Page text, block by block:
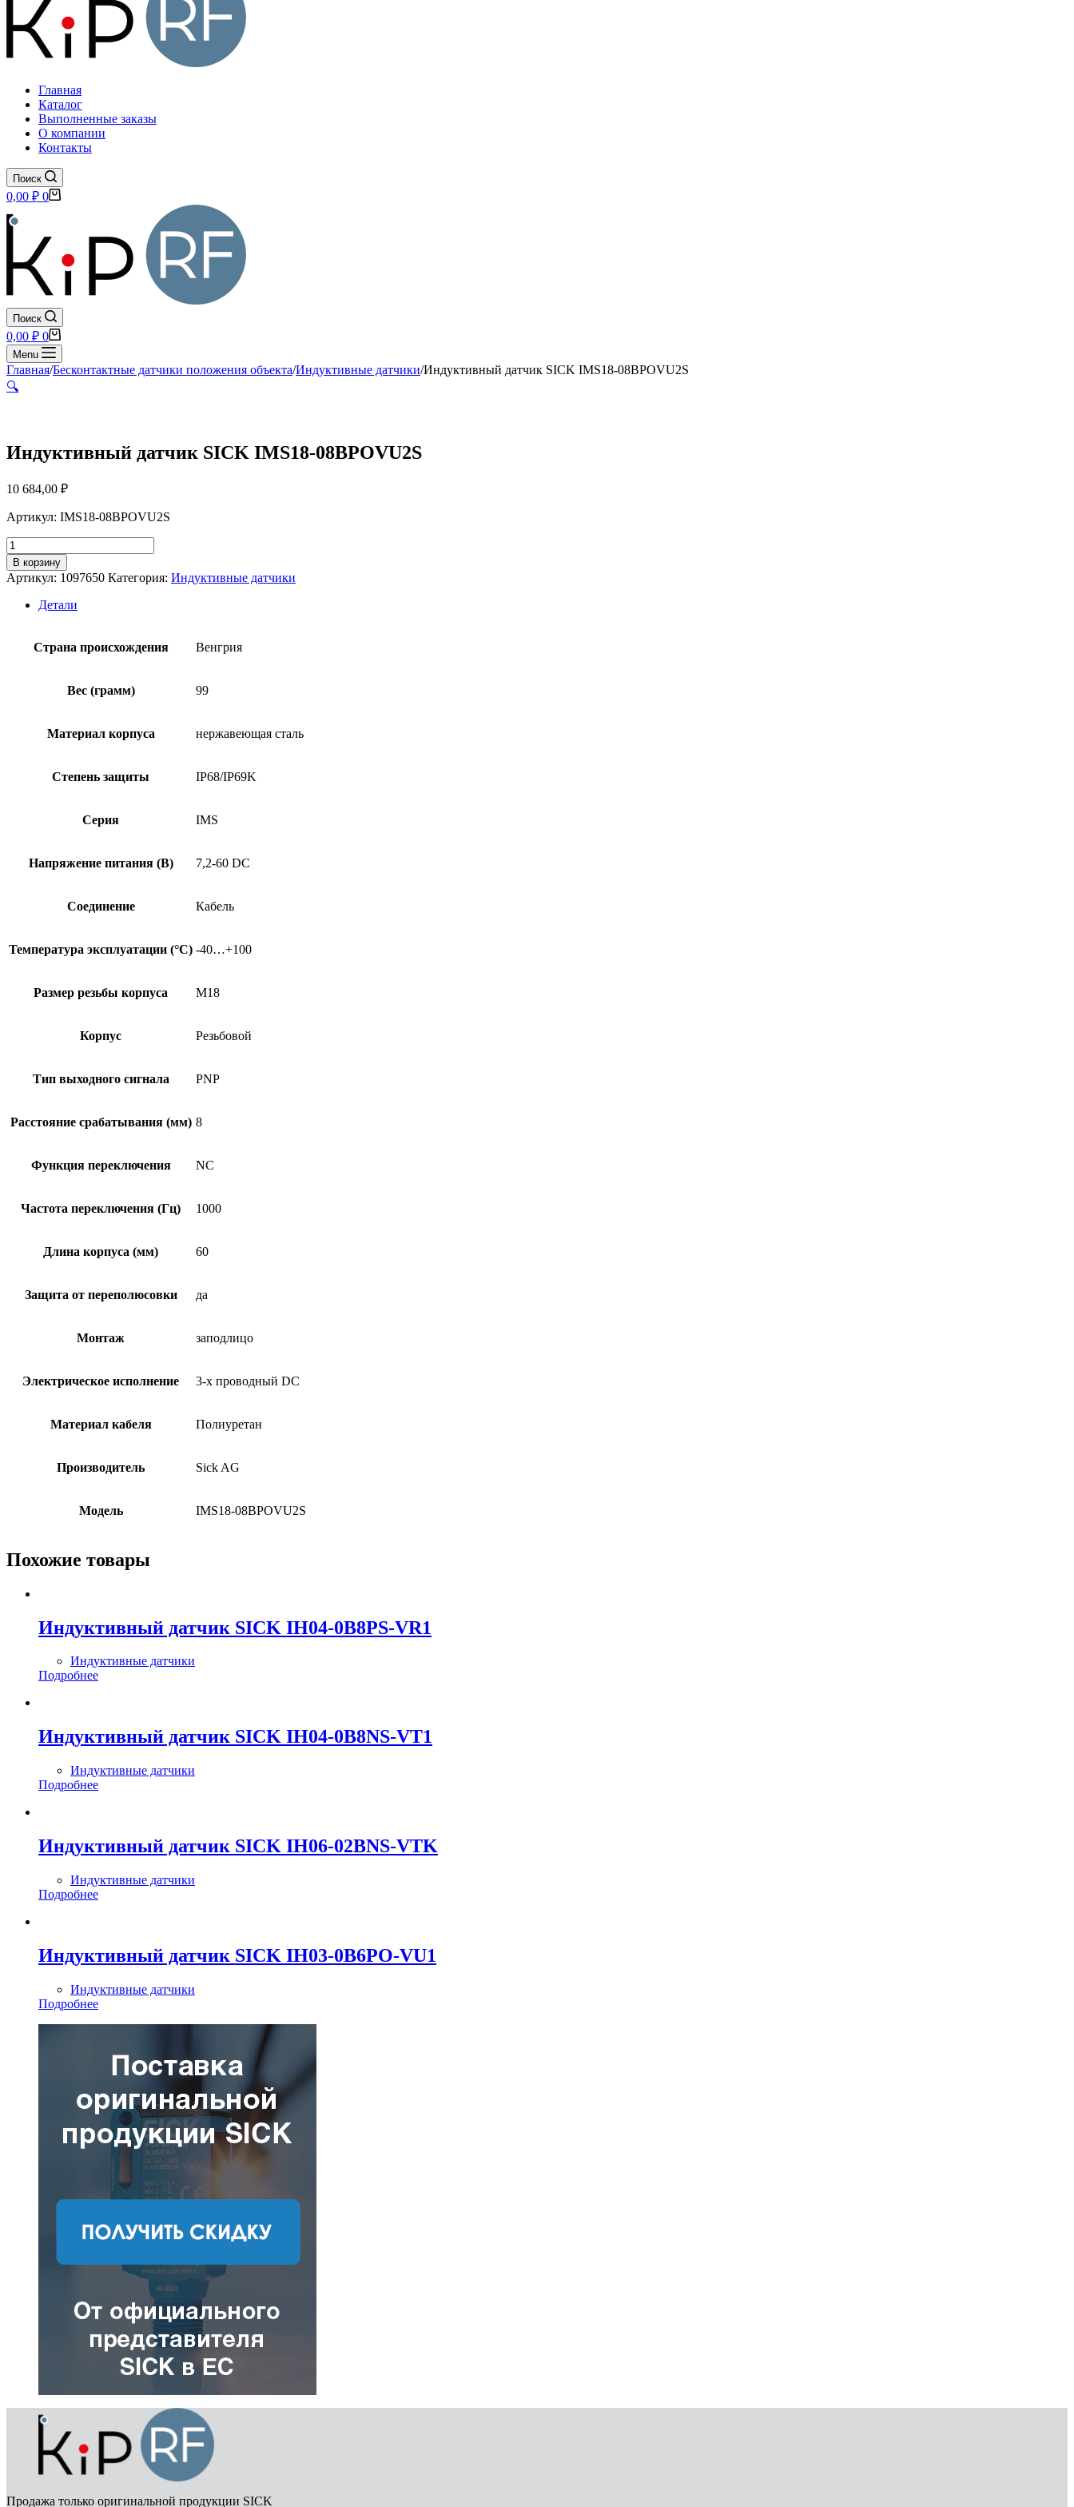
Главная
Каталог
Выполненные заказы
О компании
Контакты
Поиск
Корзина
0,00 ₽ 0
Поиск
Корзина
0,00 ₽ 0
Menu
Главная/Бесконтактные датчики положения объекта/Индуктивные датчики/Индуктивный датчик SICK IMS18-08BPOVU2S
🔍
Индуктивный датчик SICK IMS18-08BPOVU2S
10 684,00 ₽
Артикул: IMS18-08BPOVU2S
Количество
товара
Индуктивный
датчик
SICK
IMS18-
В корзину
Артикул: 1097650 Категория: Индуктивные датчики
Детали
Страна происхождения Венгрия
Вес (грамм) 99
Материал корпуса нержавеющая сталь
Степень защиты IP68/IP69K
Серия IMS
Напряжение питания (В) 7,2-60 DC
Соединение Кабель
Температура эксплуатации (°C) -40…+100
Размер резьбы корпуса M18
Корпус Резьбовой
Тип выходного сигнала PNP
Расстояние срабатывания (мм) 8
Функция переключения NC
Частота переключения (Гц) 1000
Длина корпуса (мм) 60
Защита от переполюсовки да
Монтаж заподлицо
Электрическое исполнение 3-х проводный DC
Материал кабеля Полиуретан
Производитель Sick AG
Модель IMS18-08BPOVU2S
Похожие товары
Индуктивный датчик SICK IH04-0B8PS-VR1
Индуктивные датчики
Подробнее
Индуктивный датчик SICK IH04-0B8NS-VT1
Индуктивные датчики
Подробнее
Индуктивный датчик SICK IH06-02BNS-VTK
Индуктивные датчики
Подробнее
Индуктивный датчик SICK IH03-0B6PO-VU1
Индуктивные датчики
Подробнее
Продажа только оригинальной продукции SICK